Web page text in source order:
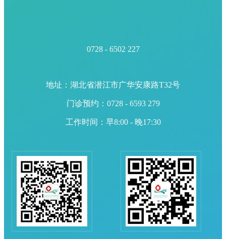
0728 - 6502 227
地址：湖北省潜江市广华安康路T32号
门诊预约：0728 - 6593 279
工作时间：早8:00 - 晚17:30